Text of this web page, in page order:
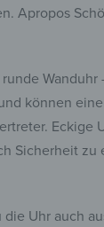
Apropos
können
Eckige
Sicherheit
Uhr auch